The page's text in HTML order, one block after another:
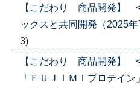
【こだわり 商品開発】
ックスと共同開発（2025
3)
【こだわり 商品開発】
「ＦＵＪＩＭＩプロテイ